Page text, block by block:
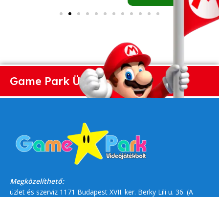
Game Park Üzlet
Megközelíthető:
üzlet és szerviz 1171 Budapest XVII. ker. Berky Lili u. 36. (A